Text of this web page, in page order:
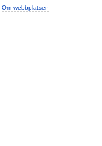
Om webbplatsen